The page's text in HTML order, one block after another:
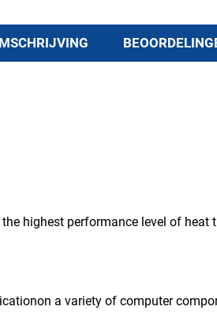
highest performance level of
a variety of computer